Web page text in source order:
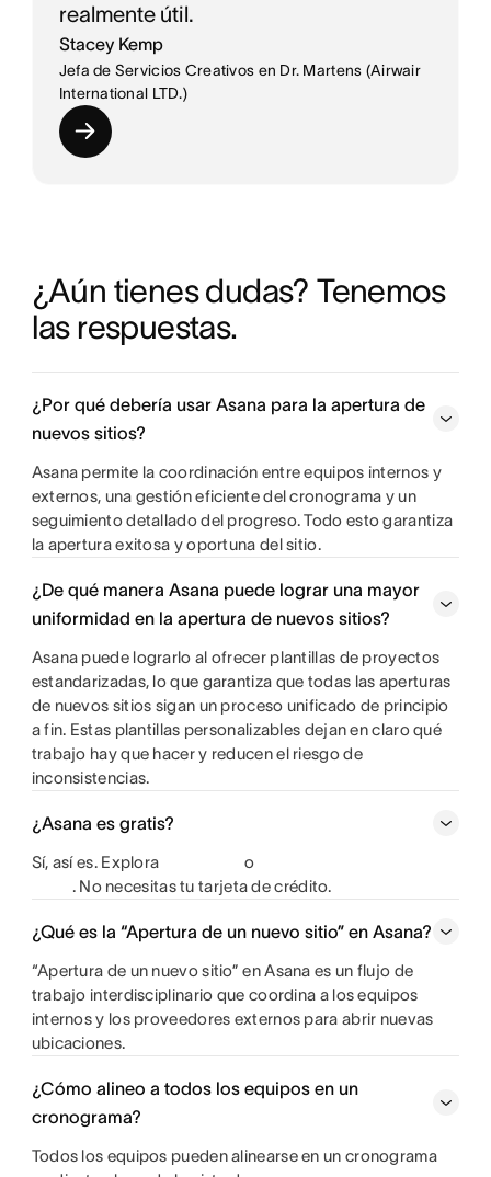
realmente útil.
Stacey Kemp
Jefa de Servicios Creativos en Dr. Martens (Airwair
International LTD.)
¿Aún tienes dudas? Tenemos
las respuestas.
¿Por qué debería usar Asana para la apertura de
nuevos sitios?
Asana permite la coordinación entre equipos internos y
externos, una gestión eficiente del cronograma y un
seguimiento detallado del progreso. Todo esto garantiza
la apertura exitosa y oportuna del sitio.
¿De qué manera Asana puede lograr una mayor
uniformidad en la apertura de nuevos sitios?
Asana puede lograrlo al ofrecer plantillas de proyectos
estandarizadas, lo que garantiza que todas las aperturas
de nuevos sitios sigan un proceso unificado de principio
a fin. Estas plantillas personalizables dejan en claro qué
trabajo hay que hacer y reducen el riesgo de
inconsistencias.
¿Asana es gratis?
Sí, así es. Explora
o
. No necesitas tu tarjeta de crédito.
¿Qué es la “Apertura de un nuevo sitio” en Asana?
“Apertura de un nuevo sitio” en Asana es un flujo de
trabajo interdisciplinario que coordina a los equipos
internos y los proveedores externos para abrir nuevas
ubicaciones.
¿Cómo alineo a todos los equipos en un
cronograma?
Todos los equipos pueden alinearse en un cronograma